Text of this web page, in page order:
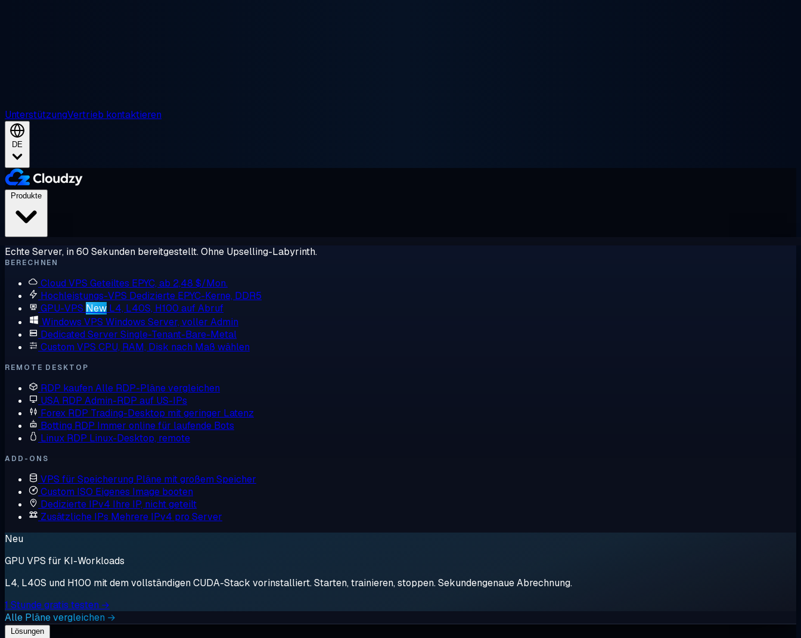
UnterstützungVertrieb kontaktieren
DE
Echte Server, in 60 Sekunden bereitgestellt. Ohne Upselling-Labyrinth.
BERECHNEN
Cloud VPS Geteiltes EPYC, ab 2,48 $/Mon.
Hochleistungs-VPS Dedizierte EPYC-Kerne, DDR5
GPU-VPS New L4, L40S, H100 auf Abruf
Windows VPS Windows Server, voller Admin
Dedicated Server Single-Tenant-Bare-Metal
Custom VPS CPU, RAM, Disk nach Maß wählen
REMOTE DESKTOP
RDP kaufen Alle RDP-Pläne vergleichen
USA RDP Admin-RDP auf US-IPs
Forex RDP Trading-Desktop mit geringer Latenz
Botting RDP Immer online für laufende Bots
Linux RDP Linux-Desktop, remote
ADD-ONS
VPS für Speicherung Pläne mit großem Speicher
Custom ISO Eigenes Image booten
Dedizierte IPv4 Ihre IP, nicht geteilt
Zusätzliche IPs Mehrere IPv4 pro Server
Neu
GPU VPS für KI-Workloads
L4, L40S und H100 mit dem vollständigen CUDA-Stack vorinstalliert. Starten, trainieren, stoppen. Sekundengenaue Abrechnung.
1 Stunde gratis testen →
Alle Pläne vergleichen →